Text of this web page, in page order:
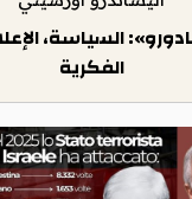
السياسة،
الفكرية